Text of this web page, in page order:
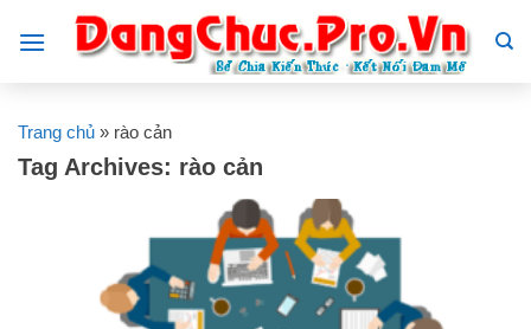
Trang chủ » rào cản
Tag Archives: rào cản